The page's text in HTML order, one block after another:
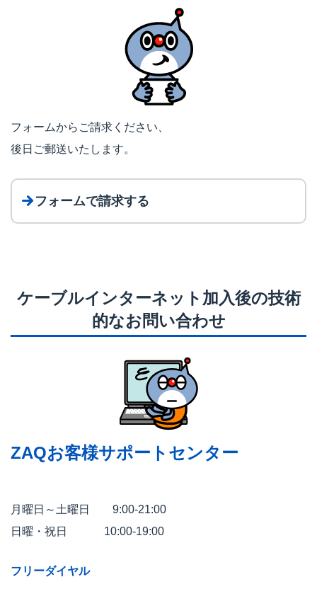
フォームからご請求ください、
後日ご郵送いたします。
フォームで請求する
ケーブルインターネット加入後の技術
的なお問い合わせ
ZAQお客様サポートセンター
月曜日～土曜日 9:00-21:00
日曜・祝日 10:00-19:00
フリーダイヤル